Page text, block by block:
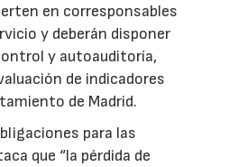
en corresponsables
y deberán disponer
y autoauditoría,
de indicadores
de Madrid.
para las
que “la pérdida de